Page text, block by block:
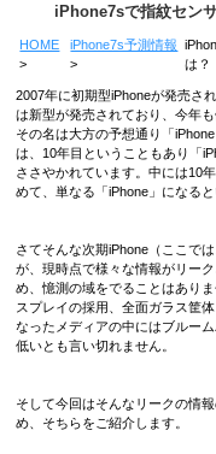
iPhone7sで指紋セン
HOME iPhone7s予測情報
は？
2007年に初期型iPhoneが発売さ
は新型が発売されており、今年
その名は大方の予想通り「
は、10年目ということもあり「
ささやかれています。中には10
めて、単なる「iPhone」になる
さてそんな次期iPhone（ここで
が、現時点で様々な情報がリー
め、憶測の域をでることはあり
スプレイの採用、全面ガラス筐
なったメディアの中にはブルー
低いとも言い切れません。
そして今回はそんなリークの情
め、そちらをご紹介します。